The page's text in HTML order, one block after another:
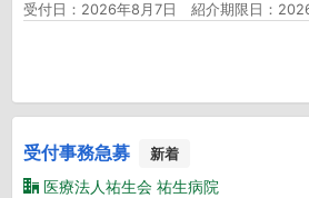
受付日：2026年8月7日 紹介期限日：
受付事務急募 新着
医療法人祐生会 祐生病院